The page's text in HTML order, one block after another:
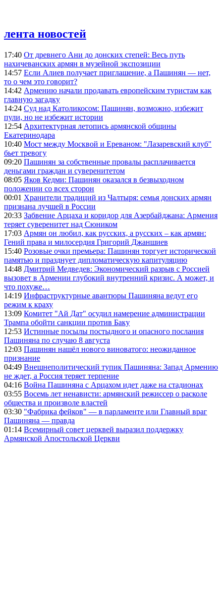
лента новостей
17:40 От древнего Ани до донских степей: Весь путь
нахичеванских армян в музейной экспозиции
14:57 Если Алиев получает приглашение, а Пашинян — нет,
то о чем это говорит?
14:42 Армению начали продавать европейским туристам как
главную загадку
14:24 Суд над Католикосом: Пашинян, возможно, избежит
пули, но не избежит истории
12:54 Архитектурная летопись армянской общины
Екатеринодара
10:40 Мост между Москвой и Ереваном: "Лазаревский клуб"
бьет тревогу
09:20 Пашинян за собственные провалы расплачивается
деньгами граждан и суверенитетом
08:05 Яков Кедми: Пашинян оказался в безвыходном
положении со всех сторон
00:01 Хранители традиций из Чалтыря: семья донских армян
признана лучшей в России
20:33 Забвение Арцаха и коридор для Азербайджана: Армения
теряет суверенитет над Сюником
17:03 Армян он любил, как русских, а русских – как армян:
Гений права и милосердия Григорий Джаншиев
15:40 Розовые очки премьера: Пашинян торгует исторической
памятью и празднует дипломатическую капитуляцию
14:48 Дмитрий Медведев: Экономический разрыв с Россией
вызовет в Армении глубокий внутренний кризис. А может, и
что похуже…
14:19 Инфраструктурные авантюры Пашиняна ведут его
режим к краху
13:09 Комитет "Ай Дат" осудил намерение администрации
Трампа обойти санкции против Баку
12:53 Истинные посылы постыдного и опасного послания
Пашиняна по случаю 8 августа
12:03 Пашинян нашёл нового виноватого: неожиданное
признание
04:49 Внешнеполитический тупик Пашиняна: Запад Армению
не ждет, а Россия теряет терпение
04:16 Война Пашиняна с Арцахом идет даже на стадионах
03:55 Восемь лет ненависти: армянский режиссер о расколе
общества и произволе властей
03:30 "Фабрика фейков" — в парламенте или Главный враг
Пашиняна — правда
01:14 Всемирный совет церквей выразил поддержку
Армянской Апостольской Церкви